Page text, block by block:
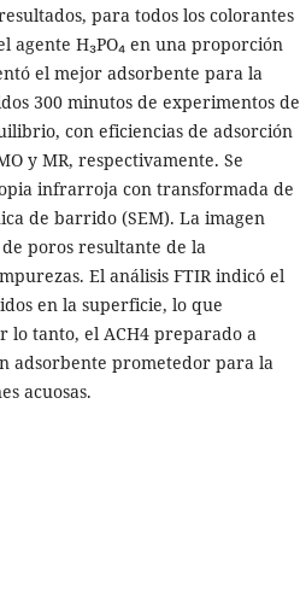
para todos los colorantes
agente H₃PO₄ en una proporción
el mejor adsorbente para la
300 minutos de experimentos de
con eficiencias de adsorción
y MR, respectivamente. Se
infrarroja con transformada de
de barrido (SEM). La imagen
poros resultante de la
El análisis FTIR indicó el
en la superficie, lo que
lo tanto, el ACH4 preparado a
adsorbente prometedor para la
acuosas.